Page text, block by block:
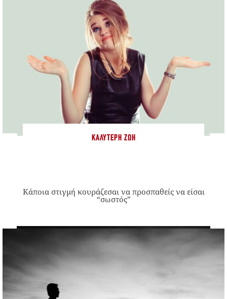
ΚΑΛΎΤΕΡΗ ΖΩΉ
Κάποια στιγμή κουράζεσαι να προσπαθείς να είσαι
“σωστός”